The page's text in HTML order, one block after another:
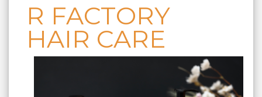
R FACTORY
HAIR CARE